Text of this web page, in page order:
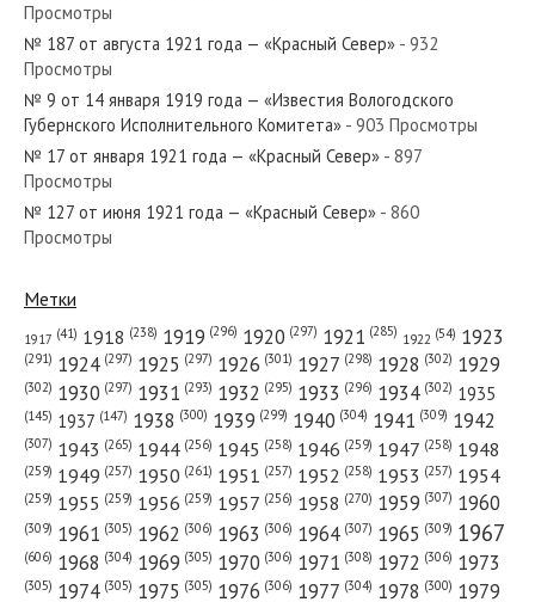
№ 155 от июля 1938 года — «Красный Север»
№ 124 от июня 1947 года — «Красный Север»
№ 83 от апреля 1951 года — «Красный Север»
№ 275 от ноября 1959 года — «Красный Север»
Просмотры
№ 187 от августа 1921 года — «Красный Север» - 932
Просмотры
№ 9 от 14 января 1919 года — «Известия Вологодского
Губернского Исполнительного Комитета» - 903 Просмотры
№ 17 от января 1921 года — «Красный Север» - 897
Просмотры
№ 127 от июня 1921 года — «Красный Север» - 860
Просмотры
Метки
1917 (41) 1918 (238) 1919 (296) 1920 (297) 1921 (285) 1922 (54) 1923
(291) 1924 (297) 1925 (297) 1926 (301) 1927 (298) 1928 (302) 1929
(302) 1930 (297) 1931 (293) 1932 (295) 1933 (296) 1934 (302) 1935
(145) 1937 (147) 1938 (300) 1939 (299) 1940 (304) 1941 (309) 1942
(307) 1943 (265) 1944 (256) 1945 (258) 1946 (259) 1947 (258) 1948
(259) 1949 (257) 1950 (261) 1951 (257) 1952 (258) 1953 (257) 1954
(259) 1955 (259) 1956 (259) 1957 (256) 1958 (270) 1959 (307) 1960
(309) 1961 (305) 1962 (306) 1963 (306) 1964 (307) 1965 (309) 1967
(606) 1968 (304) 1969 (305) 1970 (306) 1971 (308) 1972 (306) 1973
(305) 1974 (305) 1975 (305) 1976 (306) 1977 (304) 1978 (300) 1979